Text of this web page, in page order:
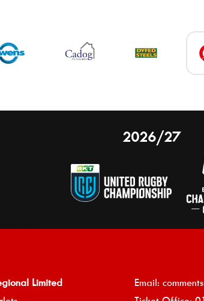
2026/27
Limited
Email: